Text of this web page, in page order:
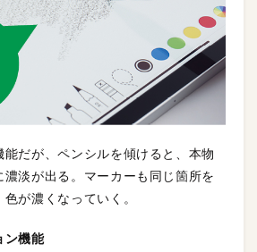
能だが、ペンシルを傾けると、本物
淡が出る。マーカーも同じ箇所を
が濃くなっていく。
ン機能